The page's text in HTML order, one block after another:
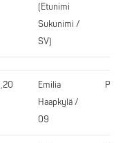
(Etunimi
Sukunimi /
SV)
Emilia
Haapkylä /
09
PyY